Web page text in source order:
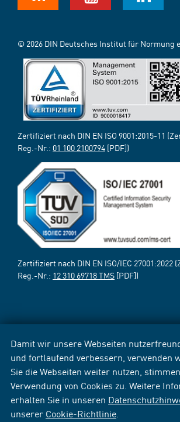
Damit wir unsere Webseiten
und fortlaufend verbessern, verwenden
Sie die Webseiten weiter nutzen,
Verwendung von Cookies zu. Weitere
erhalten Sie in unseren
unserer Cookie-Richtlinie
© 2026 DIN Deutsches Institut für Normung
Zertifiziert nach DIN EN ISO 9001:2015-11
Reg.-Nr.: 01 100 2100794 [PDF])
Zertifiziert nach DIN EN ISO/IEC 27001:2022
Reg.-Nr.: 12 310 69718 TMS [PDF])